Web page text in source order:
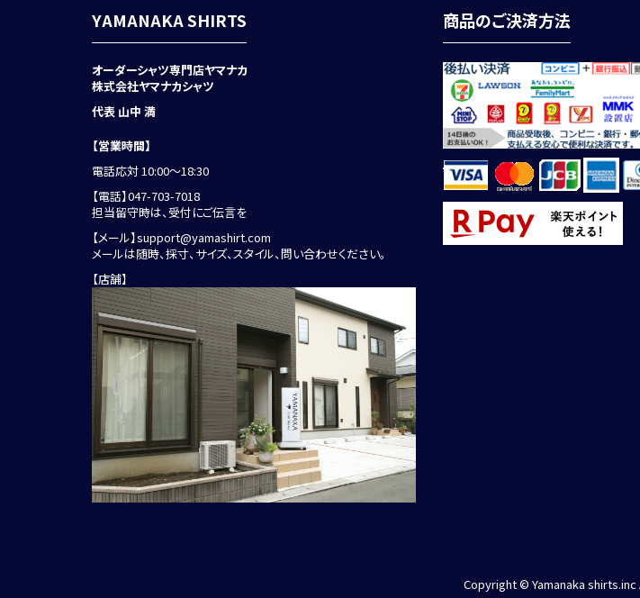
YAMANAKA SHIRTS
オーダーシャツ専門店ヤマナカ
株式会社ヤマナカシャツ
代表 山中 満
【営業時間】
電話応対 10:00～18:30
【電話】047-703-7018
担当留守時は、受付にご伝言を
【メール】support@yamashirt.com
メールは随時、採寸、サイズ、スタイル、問い合わせください。
【店舗】
商品のご決済方法
Copyright © Yamanaka